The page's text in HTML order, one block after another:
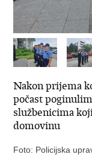
Nakon prijema
počast
službenicima
domovinu
Foto: Policijska